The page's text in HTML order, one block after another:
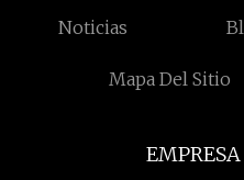
Noticias
Mapa Del Sitio